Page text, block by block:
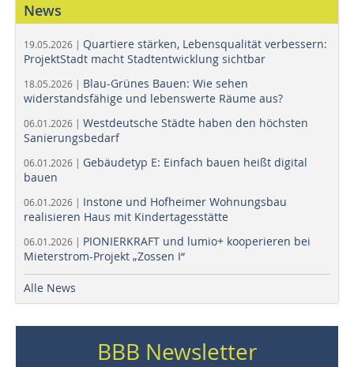
News
19.05.2026 | Quartiere stärken, Lebensqualität verbessern:
ProjektStadt macht Stadtentwicklung sichtbar
18.05.2026 | Blau-Grünes Bauen: Wie sehen
widerstandsfähige und lebenswerte Räume aus?
06.01.2026 | Westdeutsche Städte haben den höchsten
Sanierungsbedarf
06.01.2026 | Gebäudetyp E: Einfach bauen heißt digital
bauen
06.01.2026 | Instone und Hofheimer Wohnungsbau
realisieren Haus mit Kindertagesstätte
06.01.2026 | PIONIERKRAFT und lumio+ kooperieren bei
Mieterstrom-Projekt „Zossen I“
Alle News
BBB Newsletter